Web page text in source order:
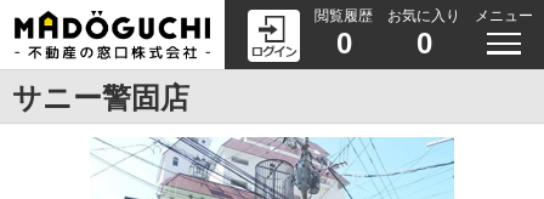
閲覧履歴
0
お気に入り
0
メニュー
サニー警固店